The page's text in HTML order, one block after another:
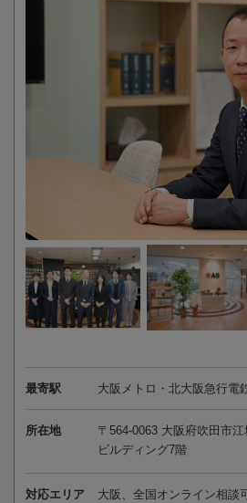
最寄駅 大阪メトロ・北大阪急行電
所在地
〒564-0063 大阪府吹田市
ビルディング7階
対応エリア 大阪、全国オンライン相談